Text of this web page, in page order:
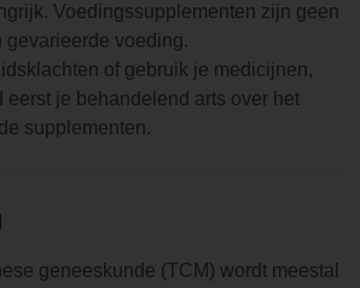
Voedingssupplementen zijn geen
voeding.
of gebruik je medicijnen,
eerst je behandelend arts over het
supplementen.
geneeskunde (TCM) wordt meestal